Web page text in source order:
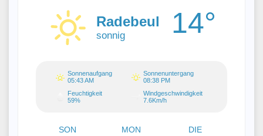
Radebeul
sonnig 14°
Sonnenaufgang
05:43 AM
Sonnenuntergang
08:38 PM
Feuchtigkeit
59%
Windgeschwindigkeit
7.6Km/h
SON MON DIE